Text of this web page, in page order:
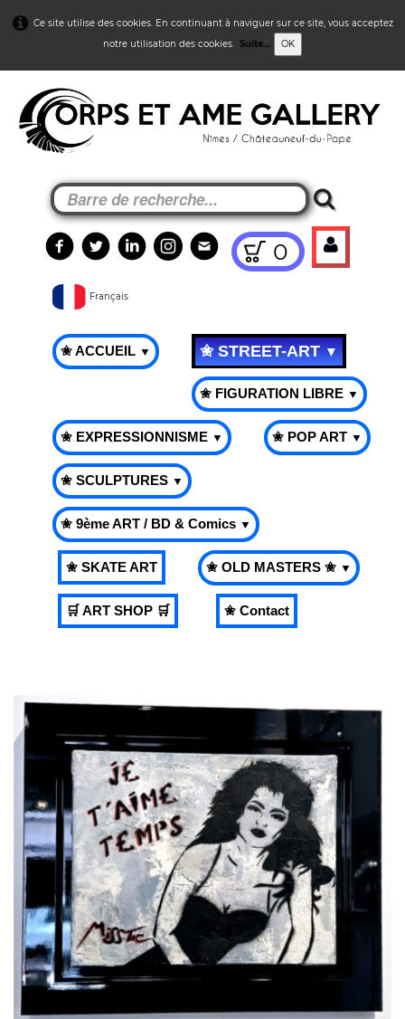
Ce site utilise des cookies. En continuant à naviguer sur ce site, vous acceptez
notre utilisation des cookies. Suite... OK
0
Français
✬ ACCUEIL ▼ ✬ STREET-ART▼
✬ FIGURATION LIBRE ▼
✬ EXPRESSIONNISME ▼ ✬ POP ART ▼
✬ SCULPTURES ▼
✬ 9ème ART / BD & Comics ▼
✬ SKATE ART ✬ OLD MASTERS ✬ ▼
🛒 ART SHOP 🛒 ✬ Contact